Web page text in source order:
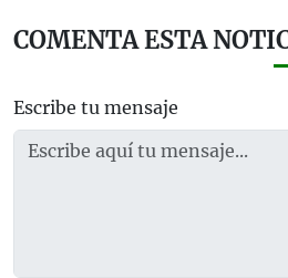
COMENTA ESTA
Escribe tu mensaje